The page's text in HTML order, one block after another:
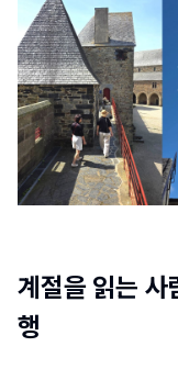
계절을 읽는 사
행